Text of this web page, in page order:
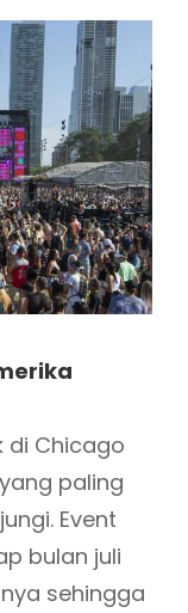
di Chicago
paling
Event
bulan juli
sehingga